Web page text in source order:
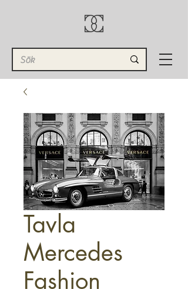
Tavla
Mercedes
Fashion